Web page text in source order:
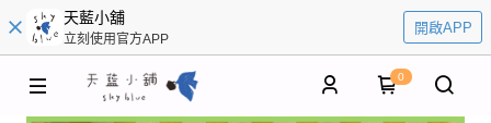
天藍小舖
立刻使用官方APP
開啟APP
0